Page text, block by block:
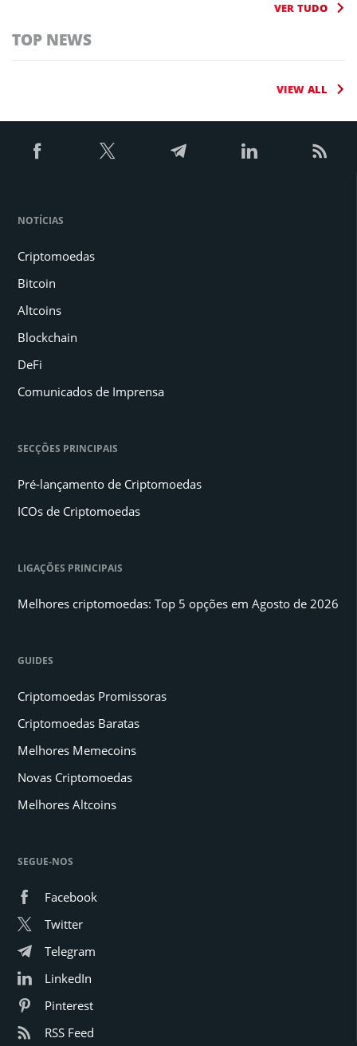
VER TUDO
TOP NEWS
VIEW ALL
NOTÍCIAS
Criptomoedas
Bitcoin
Altcoins
Blockchain
DeFi
Comunicados de Imprensa
SECÇÕES PRINCIPAIS
Pré-lançamento de Criptomoedas
ICOs de Criptomoedas
LIGAÇÕES PRINCIPAIS
Melhores criptomoedas: Top 5 opções em Agosto de 2026
GUIDES
Criptomoedas Promissoras
Criptomoedas Baratas
Melhores Memecoins
Novas Criptomoedas
Melhores Altcoins
SEGUE-NOS
Facebook
Twitter
Telegram
LinkedIn
Pinterest
RSS Feed